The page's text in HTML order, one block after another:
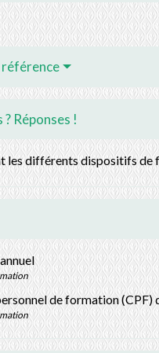
référence
Réponses !
les différents dispositifs de
de formation (CPF)